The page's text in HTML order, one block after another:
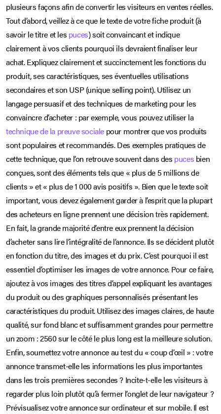
plusieurs façons afin de convertir les visiteurs en ventes réelles.
Tout d’abord, veillez à ce que le texte de votre fiche produit (à
savoir le titre et les puces) soit convaincant et indique
clairement à vos clients pourquoi ils devraient finaliser leur
achat. Expliquez clairement et succinctement les fonctions du
produit, ses caractéristiques, ses éventuelles utilisations
secondaires et son USP (unique selling point). Utilisez un
langage persuasif et des techniques de marketing pour les
convaincre d’acheter : par exemple, vous pouvez utiliser la
technique de la preuve sociale pour montrer que vos produits
sont populaires et recommandés. Des exemples pratiques de
cette technique, que l’on retrouve souvent dans des puces bien
conçues, sont des éléments tels que « plus de 5 millions de
clients » et « plus de 1 000 avis positifs ». Bien que le texte soit
important, vous devez également garder à l’esprit que la plupart
des acheteurs en ligne prennent une décision très rapidement.
En fait, la grande majorité d’entre eux prennent la décision
d’acheter sans lire l’intégralité de l’annonce. Ils se décident plutôt
en fonction du titre, des images et du prix. C’est pourquoi il est
essentiel d’optimiser les images de votre annonce. Pour ce faire,
ajoutez à vos images des titres d’appel expliquant les avantages
du produit ou des graphiques personnalisés présentant les
caractéristiques du produit. Utilisez des images claires, de haute
qualité, sur fond blanc et suffisamment grandes pour permettre
un zoom : 2560 sur le côté le plus long est la meilleure solution.
Enfin, soumettez votre annonce au test du « coup d’œil » : votre
annonce transmet-elle les informations les plus importantes
dans les trois premières secondes ? Incite-t-elle les visiteurs à
regarder plus loin plutôt qu’à fermer l’onglet de leur navigateur ?
Prévisualisez votre annonce sur ordinateur et sur mobile. Il est